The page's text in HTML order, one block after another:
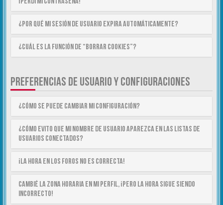
¿Por qué mi sesión de usuario expira automáticamente?
¿Cuál es la función de “Borrar cookies”?
PREFERENCIAS DE USUARIO Y CONFIGURACIONES
¿Cómo se puede cambiar mi configuración?
¿Cómo evito que mi nombre de usuario aparezca en las listas de
usuarios conectados?
¡La hora en los foros no es correcta!
Cambié la zona horaria en mi perfil, ¡pero la hora sigue siendo
incorrecto!